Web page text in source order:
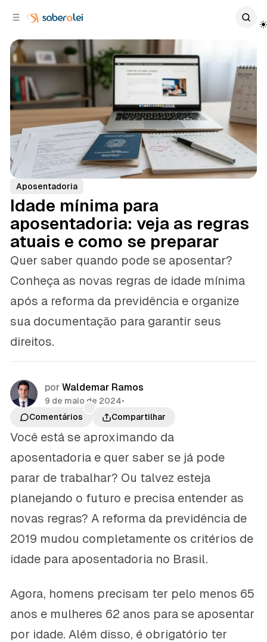
Aposentadoria
Idade mínima para
aposentadoria: veja as regras
atuais e como se preparar
Quer saber quando pode se aposentar?
Conheça as novas regras de idade mínima
após a reforma da previdência e organize
sua documentação para garantir seus
direitos.
por Waldemar Ramos
9 de maio de 2024•
Comentários
Compartilhar
Você está se aproximando da
aposentadoria e quer saber se já pode
parar de trabalhar? Ou talvez esteja
planejando o futuro e precisa entender as
novas regras? A reforma da previdência de
2019 mudou completamente os critérios de
idade para aposentadoria no Brasil.
Agora, homens precisam ter pelo menos 65
anos e mulheres 62 anos para se aposentar
por idade. Além disso, é obrigatório ter